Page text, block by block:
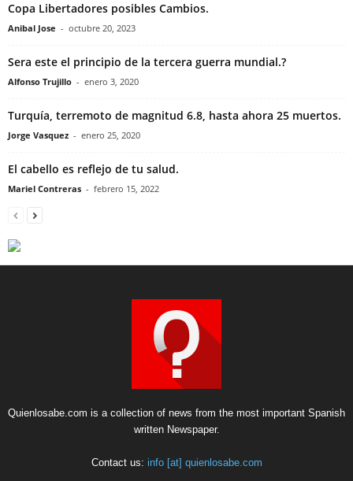
Copa Libertadores posibles Cambios.
Anibal Jose - octubre 20, 2023
Sera este el principio de la tercera guerra mundial.?
Alfonso Trujillo - enero 3, 2020
Turquía, terremoto de magnitud 6.8, hasta ahora 25 muertos.
Jorge Vasquez - enero 25, 2020
El cabello es reflejo de tu salud.
Mariel Contreras - febrero 15, 2022
Quienlosabe.com is a collection of news from the most important Spanish
written Newspaper.
Contact us: info [at] quienlosabe.com